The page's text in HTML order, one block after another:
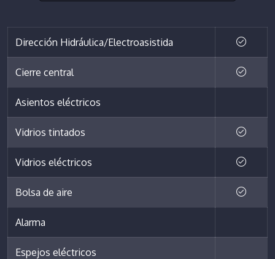
Dirección Hidráulica/Electroasistida
Cierre central
Asientos eléctricos
Vidrios tintados
Vidrios eléctricos
Bolsa de aire
Alarma
Espejos eléctricos